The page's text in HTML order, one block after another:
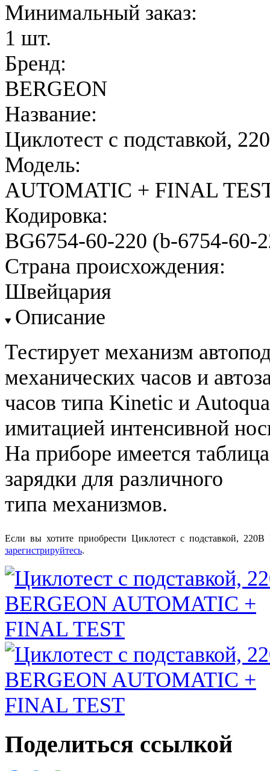
Минимальный заказ:
1 шт.
Бренд:
BERGEON
Название:
Циклотест с подставкой,
Модель:
AUTOMATIC + FINAL
Кодировка:
BG6754-60-220 (b-6754-60-
Страна происхождения:
Швейцария
Описание
Тестирует механизм
механических часов и
часов типа Kinetic и
имитацией интенсивной
На приборе имеется
зарядки для различного
типа механизмов.
Если вы хотите приобрести Циклотест с подставкой,
зарегистрируйтесь.
Поделиться ссылкой